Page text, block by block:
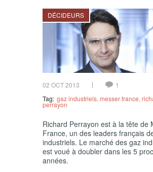
DÉCIDEURS
02 OCT 2013
1
Tag: gaz industriels messer france
perrayon
Richard Perrayon est à la tête de
France, un des leaders français
industriels. Le marché des gaz
est voué à doubler dans les 5
années.